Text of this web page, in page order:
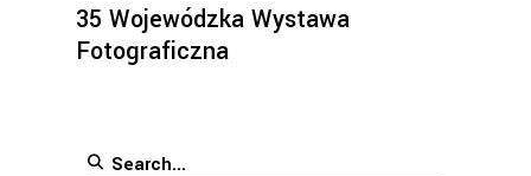
35 Wojewódzka Wystawa
Fotograficzna
Search